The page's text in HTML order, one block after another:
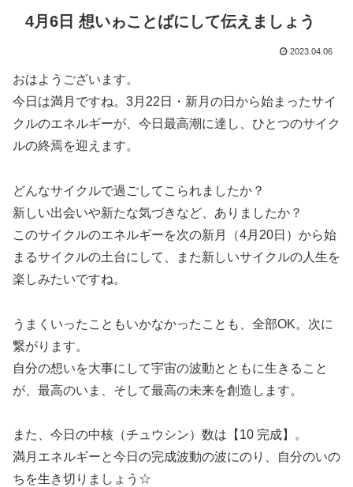
4月6日 想いゎことばにして伝えましょう
2023.04.06
おはようございます。
今日は満月ですね。3月22日・新月の日から始まったサイ
クルのエネルギーが、今日最高潮に達し、ひとつのサイク
ルの終焉を迎えます。
どんなサイクルで過ごしてこられましたか？
新しい出会いや新たな気づきなど、ありましたか？
このサイクルのエネルギーを次の新月（4月20日）から始
まるサイクルの土台にして、また新しいサイクルの人生を
楽しみたいですね。
うまくいったこともいかなかったことも、全部OK。次に
繋がります。
自分の想いを大事にして宇宙の波動とともに生きること
が、最高のいま、そして最高の未来を創造します。
また、今日の中核（チュウシン）数は【10 完成】。
満月エネルギーと今日の完成波動の波にのり、自分のいの
ちを生き切りましょう☆